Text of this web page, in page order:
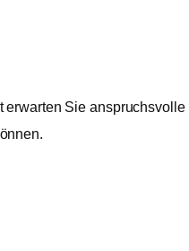
erwarten Sie